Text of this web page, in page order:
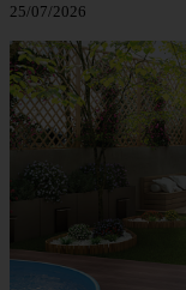
25/07/2026